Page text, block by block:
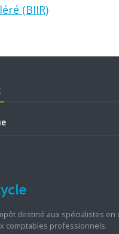
(BIIR)
destiné aux spécialistes en
comptables professionnels.